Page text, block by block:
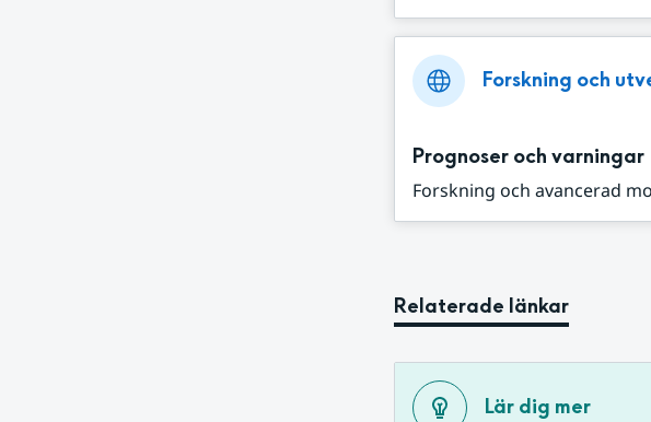
Forskning och
Prognoser och varningar
Forskning och avancerad
Relaterade länkar
Lär dig mer